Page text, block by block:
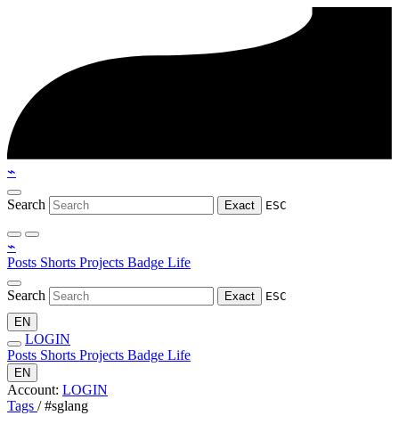
⌁
Search Exact ESC
⌁
Posts Shorts Projects Badge Life
Search Exact
ESC
EN
LOGIN
Posts Shorts Projects Badge Life
EN
Account: LOGIN
Tags / #sglang